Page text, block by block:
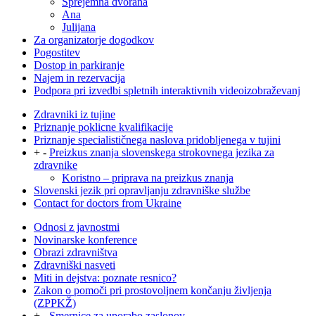
Ana
Julijana
Za organizatorje dogodkov
Pogostitev
Dostop in parkiranje
Najem in rezervacija
Podpora pri izvedbi spletnih interaktivnih videoizobraževanj
Zdravniki iz tujine
Priznanje poklicne kvalifikacije
Priznanje specialističnega naslova pridobljenega v tujini
+ - Preizkus znanja slovenskega strokovnega jezika za
zdravnike
Koristno – priprava na preizkus znanja
Slovenski jezik pri opravljanju zdravniške službe
Contact for doctors from Ukraine
Odnosi z javnostmi
Novinarske konference
Obrazi zdravništva
Zdravniški nasveti
Miti in dejstva: poznate resnico?
Zakon o pomoči pri prostovoljnem končanju življenja
(ZPPKŽ)